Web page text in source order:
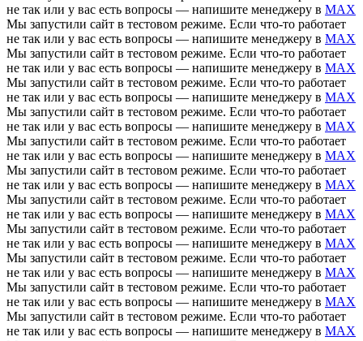
не так или у вас есть вопросы — напишите менеджеру в MAX
Мы запустили сайт в тестовом режиме. Если что-то работает
не так или у вас есть вопросы — напишите менеджеру в MAX
Мы запустили сайт в тестовом режиме. Если что-то работает
не так или у вас есть вопросы — напишите менеджеру в MAX
Мы запустили сайт в тестовом режиме. Если что-то работает
не так или у вас есть вопросы — напишите менеджеру в MAX
Мы запустили сайт в тестовом режиме. Если что-то работает
не так или у вас есть вопросы — напишите менеджеру в MAX
Мы запустили сайт в тестовом режиме. Если что-то работает
не так или у вас есть вопросы — напишите менеджеру в MAX
Мы запустили сайт в тестовом режиме. Если что-то работает
не так или у вас есть вопросы — напишите менеджеру в MAX
Мы запустили сайт в тестовом режиме. Если что-то работает
не так или у вас есть вопросы — напишите менеджеру в MAX
Мы запустили сайт в тестовом режиме. Если что-то работает
не так или у вас есть вопросы — напишите менеджеру в MAX
Мы запустили сайт в тестовом режиме. Если что-то работает
не так или у вас есть вопросы — напишите менеджеру в MAX
Мы запустили сайт в тестовом режиме. Если что-то работает
не так или у вас есть вопросы — напишите менеджеру в MAX
Мы запустили сайт в тестовом режиме. Если что-то работает
не так или у вас есть вопросы — напишите менеджеру в MAX